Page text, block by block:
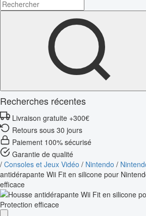
Recherches récentes
Livraison gratuite +300€
Retours sous 30 jours
Paiement 100% sécurisé
Garantie de qualité
/ Consoles et Jeux Vidéo / Nintendo /
antidérapante Wii Fit en silicone pour
efficace